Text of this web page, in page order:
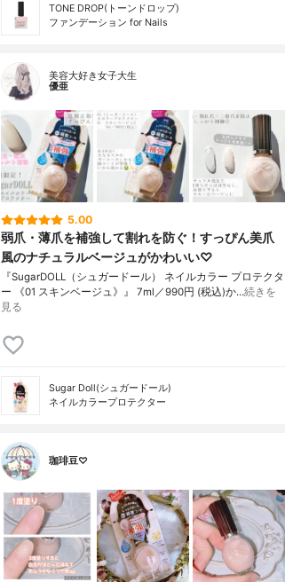
TONE DROP(トーンドロップ)
ファンデーション for Nails
美容大好き女子大生
優亜
5.00
弱爪・薄爪を補強して割れを防ぐ！すっぴん美爪
風のナチュラルベージュがかわいい♡
『SugarDOLL（シュガードール） ネイルカラー プロテクタ
ー 《01 スキンベージュ》』 7ml／990円 (税込)か…続きを
見る
Sugar Doll(シュガードール)
ネイルカラープロテクター
珈琲豆♡